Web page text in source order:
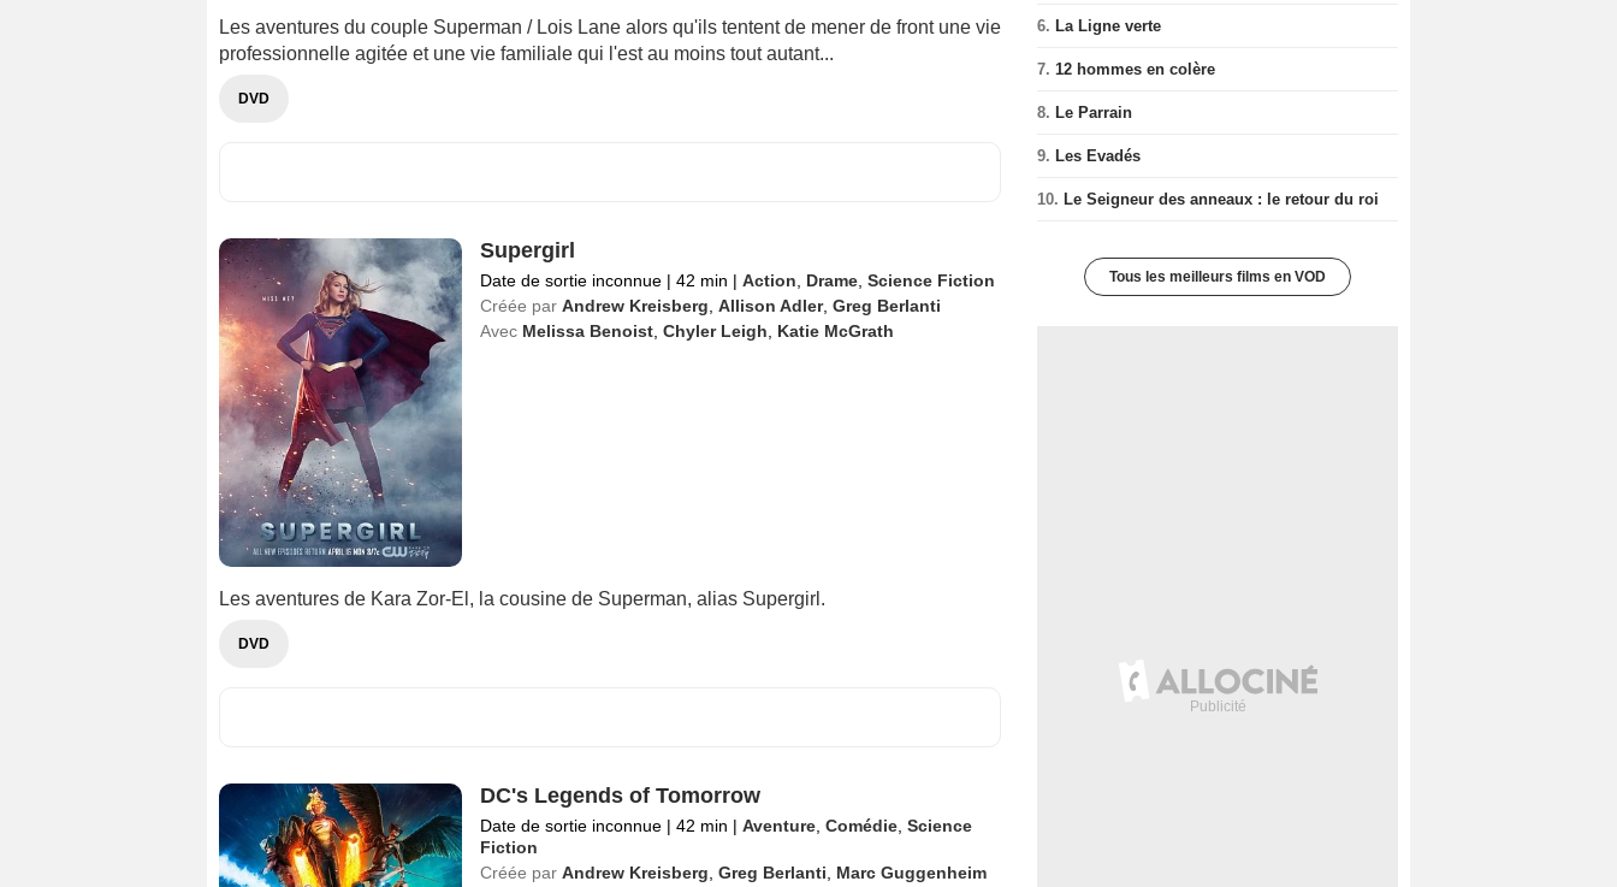
Les aventures du couple Superman / Lois Lane alors qu'ils tentent de mener de front une vie
professionnelle agitée et une vie familiale qui l'est au moins tout autant...
DVD
Supergirl
Date de sortie inconnue | 42 min | Action Drame, Science Fiction
Créée par Andrew Kreisberg Allison Adler, Greg Berlanti
Avec Melissa Benoist, Chyler Leigh Katie McGrath
Les aventures de Kara Zor-El, la cousine de Superman, alias Supergirl.
DVD
DC's Legends of Tomorrow
Date de sortie inconnue | 42 min | Aventure, Comédie, Science
Fiction
Créée par Andrew Kreisberg Greg Berlanti
Marc Guggenheim
6. La Ligne verte
7. 12 hommes en colère
8. Le Parrain
9. Les Evadés
10. Le Seigneur des anneaux : le retour du roi
Tous les meilleurs films en VOD